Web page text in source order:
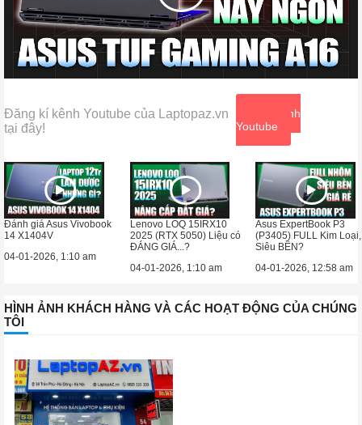
Đăng kí kênh Youtube của Laptopaz.vn
tại đây!
Xem kênh
Youtube
Đánh giá Asus Vivobook
14 X1404V
04-01-2026, 1:10 am
Lenovo LOQ 15IRX10
2025 (RTX 5050) Liệu có
ĐÁNG GIÁ...?
04-01-2026, 1:10 am
Asus ExpertBook P3
(P3405) FULL Kim Loại,
Siêu BỀN?
04-01-2026, 12:58 am
HÌNH ẢNH KHÁCH HÀNG VÀ CÁC HOẠT ĐỘNG CỦA CHÚNG
TÔI